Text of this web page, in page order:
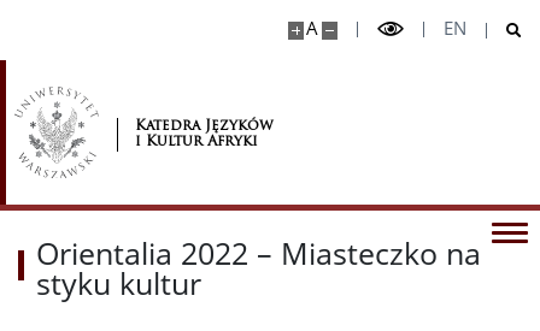
A EN
Katedra Języków
i Kultur Afryki
Orientalia 2022 – Miasteczko na
styku kultur